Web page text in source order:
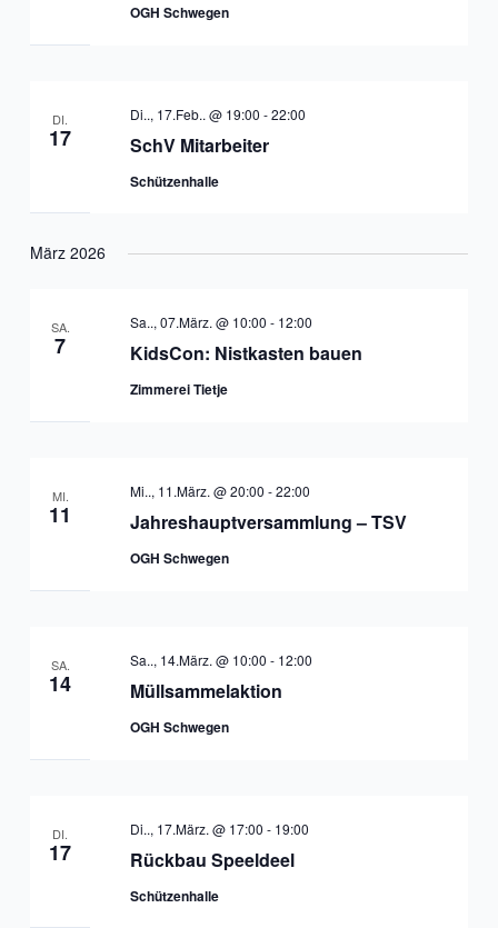
OGH Schwegen
DI.
17 SchV Mitarbeiter
Di.., 17.Feb.. @ 19:00 -22:00
Schützenhalle
März 2026
SA.
7 KidsCon: Nistkasten bauen
Sa.., 07.März. @ 10:00 - 12:00
Zimmerei Tietje
MI.
11 Jahreshauptversammlung – TSV
Mi.., 11.März. @ 20:00 -22:00
OGH Schwegen
SA.
14 Müllsammelaktion
Sa.., 14.März. @ 10:00 - 12:00
OGH Schwegen
DI.
17 Rückbau Speeldeel
Di.., 17.März. @ 17:00 - 19:00
Schützenhalle